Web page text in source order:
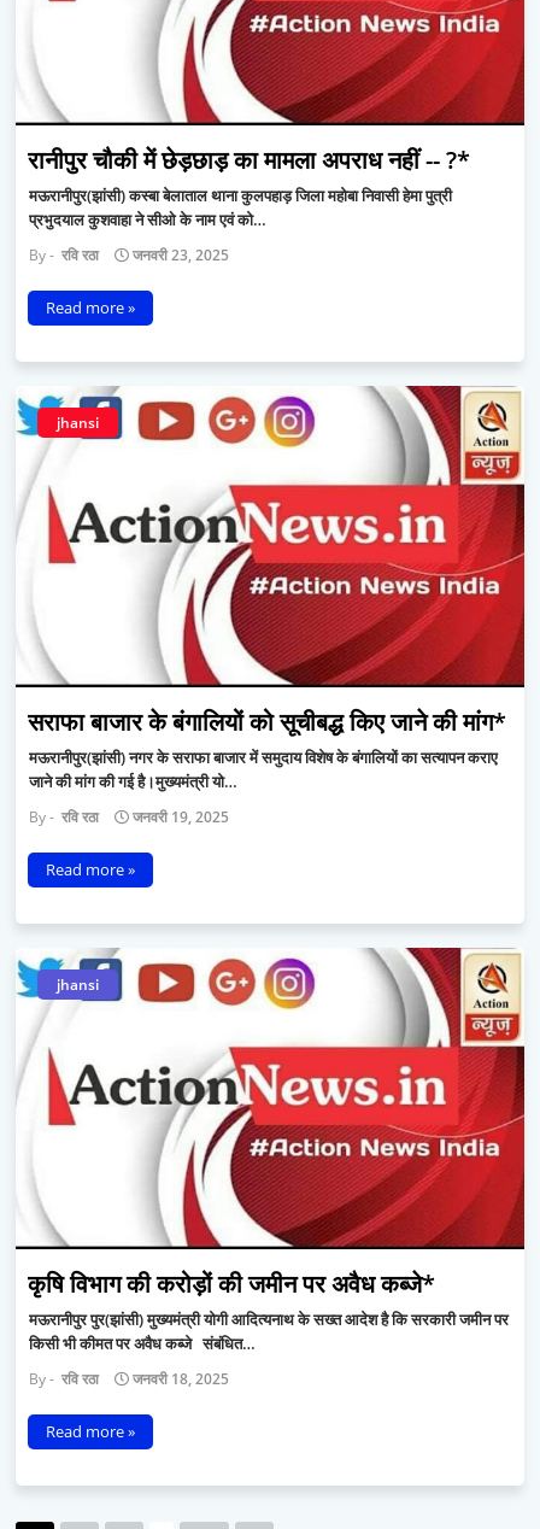
रानीपुर चौकी में छेड़छाड़ का मामला अपराध नहीं -- ?*
मऊरानीपुर(झांसी) कस्बा बेलाताल थाना कुलपहाड़ जिला महोबा निवासी हेमा पुत्री
प्रभुदयाल कुशवाहा ने सीओ के नाम एवं को…
रवि रठा जनवरी 23, 2025
Read more »
jhansi
सराफा बाजार के बंगालियों को सूचीबद्ध किए जाने की मांग*
मऊरानीपुर(झांसी) नगर के सराफा बाजार में समुदाय विशेष के बंगालियों का सत्यापन कराए
जाने की मांग की गई है।मुख्यमंत्री यो…
रवि रठा जनवरी 19, 2025
Read more »
jhansi
कृषि विभाग की करोड़ों की जमीन पर अवैध कब्जे*
मऊरानीपुर पुर(झांसी) मुख्यमंत्री योगी आदित्यनाथ के सख्त आदेश है कि सरकारी जमीन पर
किसी भी कीमत पर अवैध कब्जे संबंधित…
रवि रठा जनवरी 18, 2025
Read more »